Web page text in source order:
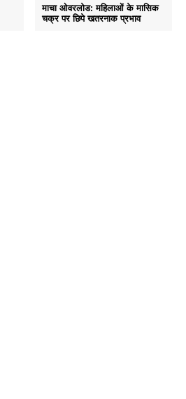
माचा ओवरलोड: महिलाओं के मासिक
चक्र पर छिपे खतरनाक प्रभाव